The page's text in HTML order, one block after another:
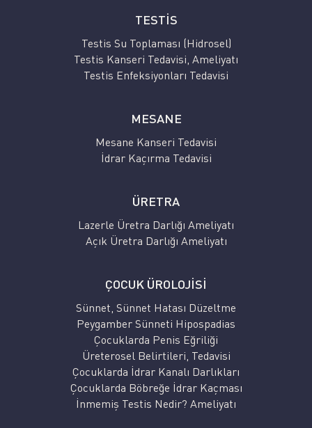
TESTİS
Testis Su Toplaması (Hidrosel)
Testis Kanseri Tedavisi, Ameliyatı
Testis Enfeksiyonları Tedavisi
MESANE
Mesane Kanseri Tedavisi
İdrar Kaçırma Tedavisi
ÜRETRA
Lazerle Üretra Darlığı Ameliyatı
Açık Üretra Darlığı Ameliyatı
ÇOCUK ÜROLOJİSİ
Sünnet, Sünnet Hatası Düzeltme
Peygamber Sünneti Hipospadias
Çocuklarda Penis Eğriliği
Üreterosel Belirtileri, Tedavisi
Çocuklarda İdrar Kanalı Darlıkları
Çocuklarda Böbreğe İdrar Kaçması
İnmemiş Testis Nedir? Ameliyatı